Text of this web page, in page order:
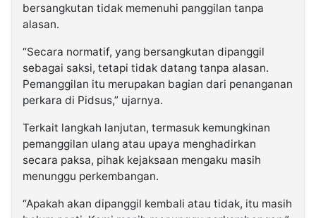
bersangkutan tidak memenuhi panggilan tanpa
alasan.
“Secara normatif, yang bersangkutan dipanggil
sebagai saksi, tetapi tidak datang tanpa alasan.
Pemanggilan itu merupakan bagian dari penanganan
perkara di Pidsus,” ujarnya.
Terkait langkah lanjutan, termasuk kemungkinan
pemanggilan ulang atau upaya menghadirkan
secara paksa, pihak kejaksaan mengaku masih
menunggu perkembangan.
“Apakah akan dipanggil kembali atau tidak, itu masih